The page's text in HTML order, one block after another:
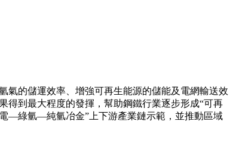
氣的儲運效率、增強可再生能源的儲能及電網輸送效
得到最大程度的發揮，幫助鋼鐵行業逐步形成“可再
—綠氫—純氫冶金”上下游產業鏈示範，並推動區域